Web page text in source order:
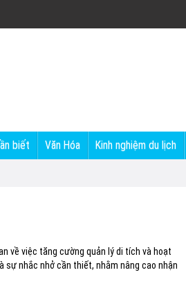
biết Văn Hóa Kinh nghiệm du lịch
về việc tăng cường quản lý di tích và hoạt
sự nhắc nhở cần thiết, nhằm nâng cao nhận